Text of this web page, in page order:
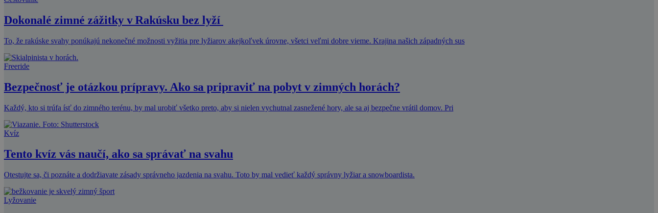
Dokonalé zimné zážitky v Rakúsku bez lyží
To, že rakúske svahy ponúkajú nekonečné možnosti vyžitia pre lyžiarov akejkoľvek úrovne, všetci veľmi dobre vieme. Krajina našich západných sus
Freeride
Bezpečnosť je otázkou prípravy. Ako sa pripraviť na pobyt v zimných horách?
Každý, kto si trúfa ísť do zimného terénu, by mal urobiť všetko preto, aby si nielen vychutnal zasnežené hory, ale sa aj bezpečne vrátil domov. Pri
Kvíz
Tento kvíz vás naučí, ako sa správať na svahu
Otestujte sa, či poznáte a dodržiavate zásady správneho jazdenia na svahu. Toto by mal vedieť každý správny lyžiar a snowboardista.
Lyžovanie